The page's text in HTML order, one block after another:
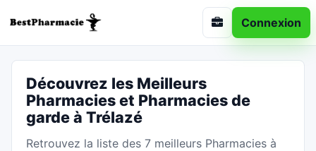
Connexion
Découvrez les Meilleurs
Pharmacies et Pharmacies de
garde à Trélazé
Retrouvez la liste des 7 meilleurs Pharmacies à